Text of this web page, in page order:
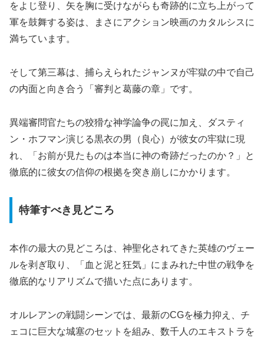
をよじ登り、矢を胸に受けながらも奇跡的に立ち上がって
軍を鼓舞する姿は、まさにアクション映画のカタルシスに
満ちています。
そして第三幕は、捕らえられたジャンヌが牢獄の中で自己
の内面と向き合う「審判と葛藤の章」です。
異端審問官たちの狡猾な神学論争の罠に加え、ダスティ
ン・ホフマン演じる黒衣の男（良心）が彼女の牢獄に現
れ、「お前が見たものは本当に神の奇跡だったのか？」と
徹底的に彼女の信仰の根拠を突き崩しにかかります。
特筆すべき見どころ
本作の最大の見どころは、神聖化されてきた英雄のヴェー
ルを剥ぎ取り、「血と泥と狂気」にまみれた中世の戦争を
徹底的なリアリズムで描いた点にあります。
オルレアンの戦闘シーンでは、最新のCGを極力抑え、チ
ェコに巨大な城塞のセットを組み、数千人のエキストラを